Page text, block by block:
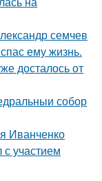
семчев
ему жизнь.
досталось от
собор
Иванченко
участием